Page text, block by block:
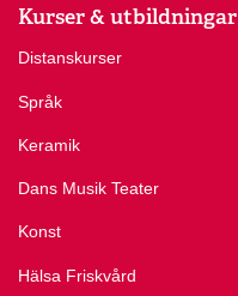
Kurser & utbildningar
Distanskurser
Språk
Keramik
Dans Musik Teater
Konst
Hälsa Friskvård